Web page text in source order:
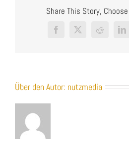
Share This Story,
Facebook
X Reddit
Über den Autor: nutzmedia